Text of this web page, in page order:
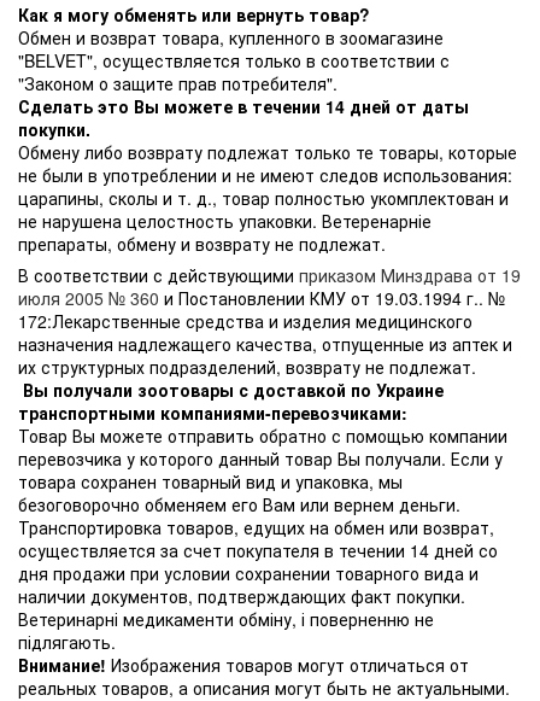
Как я могу обменять или вернуть товар?
Обмен и возврат товара, купленного в зоомагазине
"BELVET", осуществляется только в соответствии с
"Законом о защите прав потребителя".
Сделать это Вы можете в течении 14 дней от даты
покупки.
Обмену либо возврату подлежат только те товары, которые
не были в употреблении и не имеют следов использования:
царапины, сколы и т. д., товар полностью укомплектован и
не нарушена целостность упаковки. Ветеренарніе
препараты, обмену и возврату не подлежат.
В соответствии с действующими приказом Минздрава от 19
июля 2005 № 360 и Постановлении КМУ от 19.03.1994 г.. №
172:Лекарственные средства и изделия медицинского
назначения надлежащего качества, отпущенные из аптек и
их структурных подразделений, возврату не подлежат.
Вы получали зоотовары с доставкой по Украине
транспортными компаниями-перевозчиками:
Товар Вы можете отправить обратно с помощью компании
перевозчика у которого данный товар Вы получали. Если у
товара сохранен товарный вид и упаковка, мы
безоговорочно обменяем его Вам или вернем деньги.
Транспортировка товаров, едущих на обмен или возврат,
осуществляется за счет покупателя в течении 14 дней со
дня продажи при условии сохранении товарного вида и
наличии документов, подтверждающих факт покупки.
Ветеринарні медикаменти обміну, і поверненню не
підлягають.
Внимание! Изображения товаров могут отличаться от
реальных товаров, а описания могут быть не актуальными.